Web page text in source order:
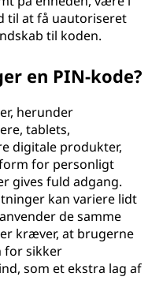
til at få uautoriseret
til koden.
en PIN-kode?
herunder
tablets,
digitale produkter,
for personligt
gives fuld adgang.
kan variere lidt
de samme
kræver, at brugerne
for sikker
som et ekstra lag af